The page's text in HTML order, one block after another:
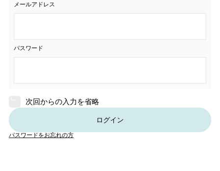
メールアドレス
パスワード
次回からの入力を省略
ログイン
パスワードをお忘れの方